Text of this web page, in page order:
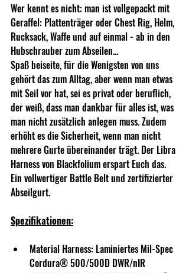
Wer kennt es nicht: man ist vollgepackt mit
Geraffel: Plattenträger oder Chest Rig, Helm,
Rucksack, Waffe und auf einmal - ab in den
Hubschrauber zum Abseilen...
Spaß beiseite, für die Wenigsten von uns
gehört das zum Alltag, aber wenn man etwas
mit Seil vor hat, sei es privat oder beruflich,
der weiß, dass man dankbar für alles ist, was
man nicht zusätzlich anlegen muss. Zudem
erhöht es die Sicherheit, wenn man nicht
mehrere Gurte übereinander trägt. Der Libra
Harness von Blackfolium erspart Euch das.
Ein vollwertiger Battle Belt und zertifizierter
Abseilgurt.
Spezifikationen:
Material Harness: Laminiertes Mil-Spec
Cordura® 500/500D DWR/nIR